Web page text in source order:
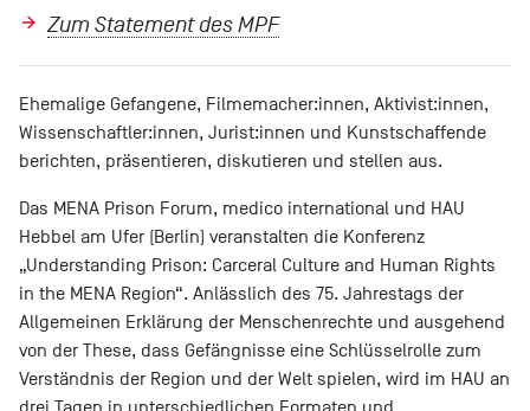
Zum Statement des MPF
Ehemalige Gefangene, Filmemacher:innen, Aktivist:innen,
Wissenschaftler:innen, Jurist:innen und Kunstschaffende
berichten, präsentieren, diskutieren und stellen aus.
Das MENA Prison Forum, medico international und HAU
Hebbel am Ufer (Berlin) veranstalten die Konferenz
„Understanding Prison: Carceral Culture and Human Rights
in the MENA Region“. Anlässlich des 75. Jahrestags der
Allgemeinen Erklärung der Menschenrechte und ausgehend
von der These, dass Gefängnisse eine Schlüsselrolle zum
Verständnis der Region und der Welt spielen, wird im HAU an